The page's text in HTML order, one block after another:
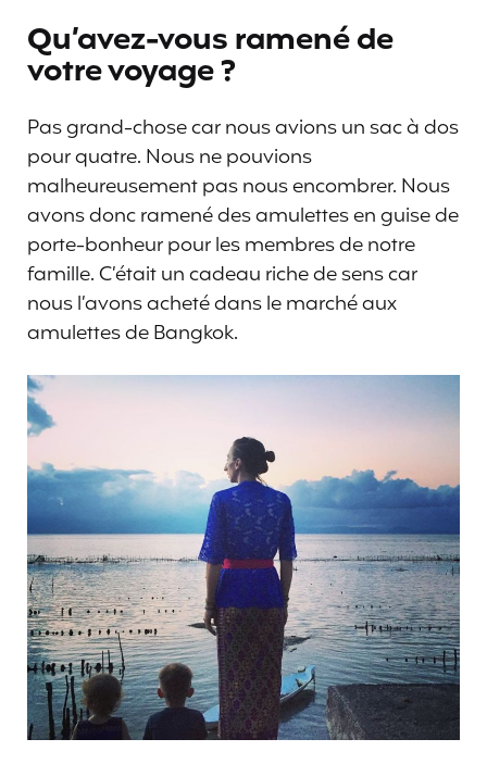
Qu’avez-vous ramené de
votre voyage ?
Pas grand-chose car nous avions un sac à dos
pour quatre. Nous ne pouvions
malheureusement pas nous encombrer. Nous
avons donc ramené des amulettes en guise de
porte-bonheur pour les membres de notre
famille. C’était un cadeau riche de sens car
nous l’avons acheté dans le marché aux
amulettes de Bangkok.